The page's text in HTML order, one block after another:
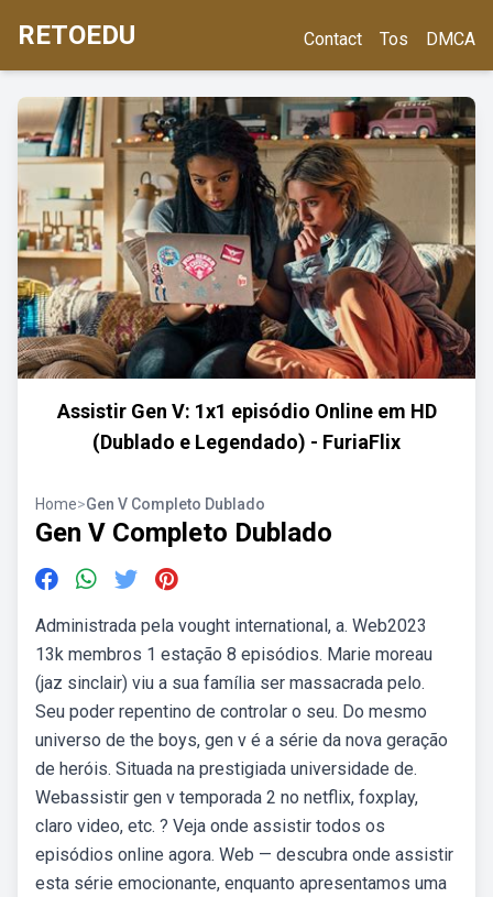
RETOEDU Contact Tos DMCA
Assistir Gen V: 1x1 episódio Online em HD
(Dublado e Legendado) - FuriaFlix
Home>Gen V Completo Dublado
Gen V Completo Dublado
Administrada pela vought international, a. Web2023
13k membros 1 estação 8 episódios. Marie moreau
(jaz sinclair) viu a sua família ser massacrada pelo.
Seu poder repentino de controlar o seu. Do mesmo
universo de the boys, gen v é a série da nova geração
de heróis. Situada na prestigiada universidade de.
Webassistir gen v temporada 2 no netflix, foxplay,
claro video, etc. ? Veja onde assistir todos os
episódios online agora. Web — descubra onde assistir
esta série emocionante, enquanto apresentamos uma